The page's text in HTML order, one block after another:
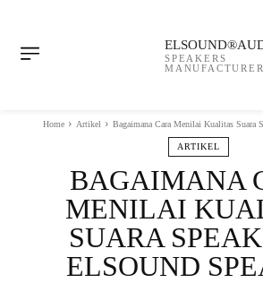
SPEAKERS
MANUFACTURER
Home Artikel Bagaimana Cara Menilai Kualitas Suara
ARTIKEL
BAGAIMANA
MENILAI
SUARA
ELSOUND